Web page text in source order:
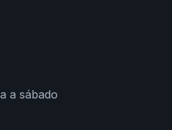
a sábado